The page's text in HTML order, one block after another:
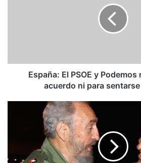
de
acuerdoEspaña: El PSOE y
acuerdo ni para
chavismo-
fidelismo,